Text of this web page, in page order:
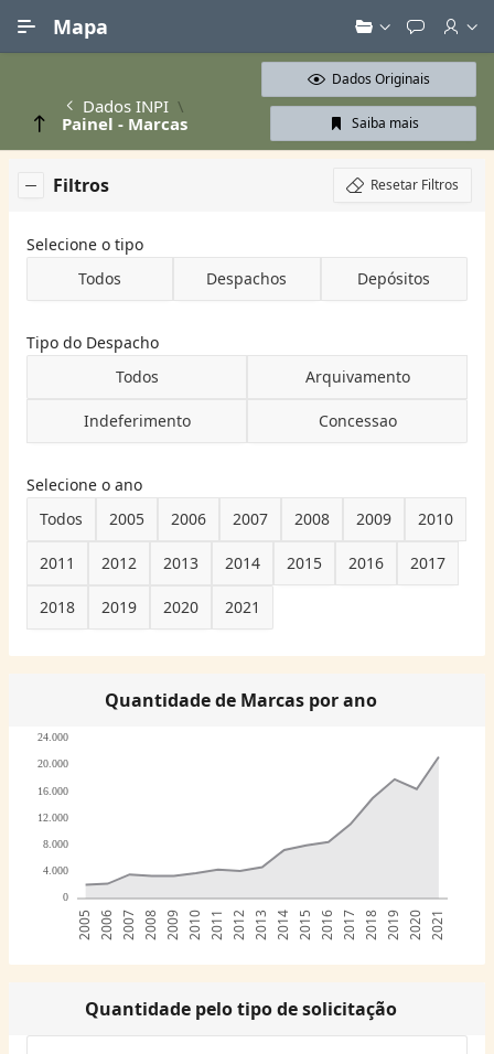
Mapa
Dados INPI
Painel - Marcas
Dados Originais
Saiba mais
Filtros Resetar Filtros
Selecione o tipo
Todos
Despachos Depósitos
Tipo do Despacho
Todos
Arquivamento
Indeferimento Concessao
Selecione o ano
Todos
2005 2006 2007 2008 2009 2010
2011 2012 2013 2014 2015 2016 2017
2018 2019 2020 2021
Quantidade de Marcas por ano
0
4.000
8.000
12.000
16.000
20.000
24.000
2005 2006 2007 2008 2009 2010 2011 2012 2013 2014 2015 2016 2017 2018 2019 2020 2021
Quantidade pelo tipo de solicitação